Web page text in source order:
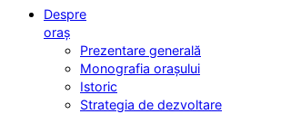
Despre
oraș
Prezentare generală
Monografia orașului
Istoric
Strategia de dezvoltare